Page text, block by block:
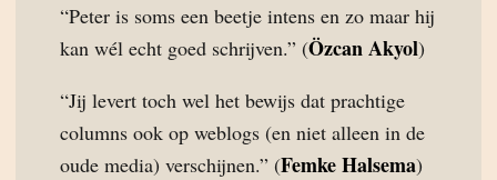
“Peter is soms een beetje intens en zo maar hij
kan wél echt goed schrijven.” (Özcan Akyol)
“Jij levert toch wel het bewijs dat prachtige
columns ook op weblogs (en niet alleen in de
oude media) verschijnen.” (Femke Halsema)